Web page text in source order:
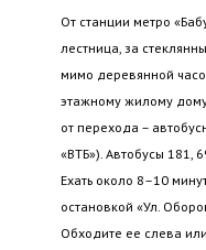
От станции метро
лестница, за
мимо деревянной
этажному жилому
от перехода –
«ВТБ»). Автобусы 181,
Ехать около 8–10
остановкой «Ул.
Обходите ее слева